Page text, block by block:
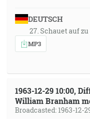
DEUTSCH
27. Schauet auf
MP3
1963-12-29 10:00,
William Branham
Broadcasted: 1963-12-